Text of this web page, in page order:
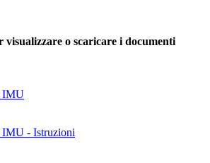
visualizzare o scaricare i documenti
IMU
IMU - Istruzioni